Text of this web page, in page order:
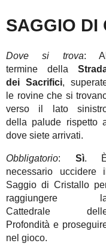
SAGGIO DI
Dove si trova: Al
termine della
dei Sacrifici,
le rovine che si
verso il lato
della palude rispetto
dove siete arrivati.
Obbligatorio: Sì.
necessario uccidere il
Saggio di Cristallo
raggiungere
Cattedrale
Profondità e
nel gioco.